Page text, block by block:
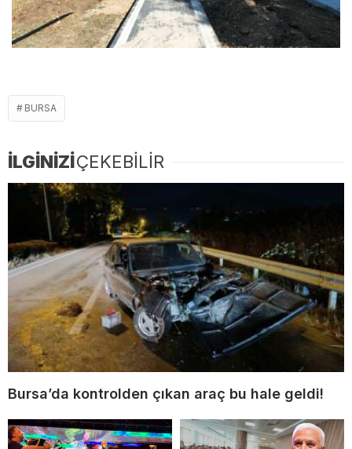
BURSA
İLGİNİZİÇEKEBİLİR
Bursa’da kontrolden çıkan araç bu hale geldi!